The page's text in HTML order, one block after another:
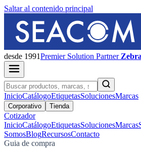
Saltar al contenido principal
desde 1991PremierSolution Partner
InicioCatálogoEtiquetasSolucionesMarcas
Corporativo Tienda
Cotizador
InicioCatálogoEtiquetasSolucionesMarcas
SomosBlogRecursosContacto
Guia de compra